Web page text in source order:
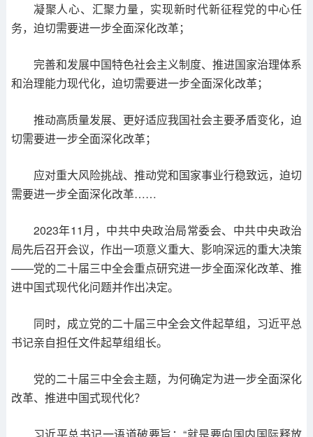
凝聚人心、汇聚力量，实现新时代新征程党的中心任
务，迫切需要进一步全面深化改革；
完善和发展中国特色社会主义制度、推进国家治理体系
和治理能力现代化，迫切需要进一步全面深化改革；
推动高质量发展、更好适应我国社会主要矛盾变化，迫
切需要进一步全面深化改革；
应对重大风险挑战、推动党和国家事业行稳致远，迫切
需要进一步全面深化改革……
2023年11月，中共中央政治局常委会、中共中央政治
局先后召开会议，作出一项意义重大、影响深远的重大决策
——党的二十届三中全会重点研究进一步全面深化改革、推
进中国式现代化问题并作出决定。
同时，成立党的二十届三中全会文件起草组，习近平总
书记亲自担任文件起草组组长。
党的二十届三中全会主题，为何确定为进一步全面深化
改革、推进中国式现代化？